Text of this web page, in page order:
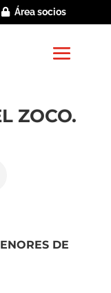
Área socios
ZOCO.
DE